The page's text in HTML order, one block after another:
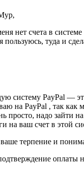
нет счета в системе
туда и
систему PayPal —
на PayPal , так как
просто, надо зайти
на ваш счет в этой
терпение и
оплаты